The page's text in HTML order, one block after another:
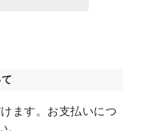
ます。お支払いにつ
。